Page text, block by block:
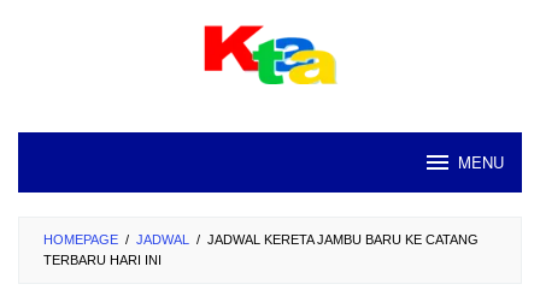
MENU
HOMEPAGE / JADWAL / JADWAL KERETA JAMBU BARU KE CATANG
TERBARU HARI INI